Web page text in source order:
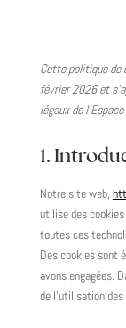
Cette politique de
février 2026 et
légaux de
1.
Notre site web,
utilise des
toutes ces
Des cookies sont
avons engagées.
de l’utilisation